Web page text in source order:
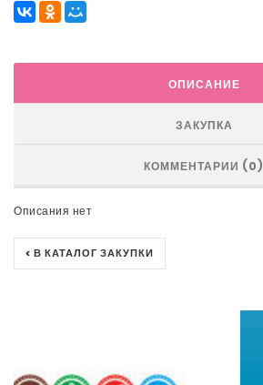
ОПИСАНИЕ
ЗАКУПКА
КОММЕНТАРИИ (0)
Описания нет
< В КАТАЛОГ ЗАКУПКИ